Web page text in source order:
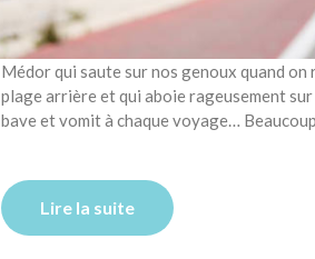
Médor qui saute sur nos genoux quand
plage arrière et qui aboie rageusement
bave et vomit à
Lire la suite